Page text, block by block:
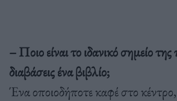
– Ποιο είναι το ιδανικό σημείο
διαβάσεις ένα βιβλίο;
Ένα οποιοδήποτε καφέ στο